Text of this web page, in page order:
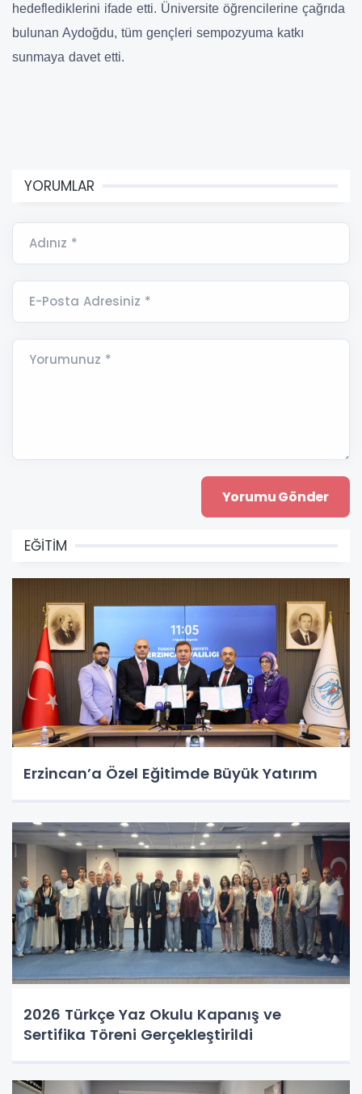
hedeflediklerini ifade etti. Üniversite öğrencilerine çağrıda
bulunan Aydoğdu, tüm gençleri sempozyuma katkı
sunmaya davet etti.
YORUMLAR
Adınız *
E-Posta Adresiniz *
Yorumunuz *
EĞİTİM
Erzincan’a Özel Eğitimde Büyük Yatırım
2026 Türkçe Yaz Okulu Kapanış ve
Sertifika Töreni Gerçekleştirildi